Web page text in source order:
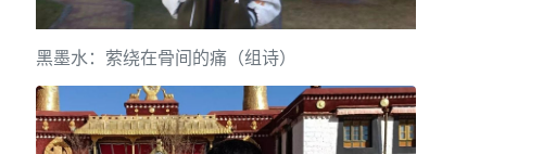
黑墨水：萦绕在骨间的痛（组诗）